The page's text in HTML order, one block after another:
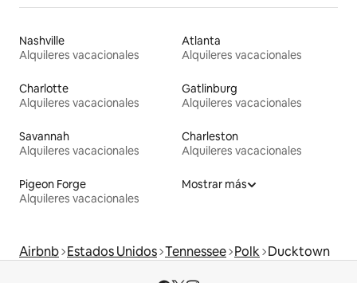
Nashville
Alquileres vacacionales
Atlanta
Alquileres vacacionales
Charlotte
Alquileres vacacionales
Gatlinburg
Alquileres vacacionales
Savannah
Alquileres vacacionales
Charleston
Alquileres vacacionales
Pigeon Forge
Alquileres vacacionales
Mostrar más
Airbnb Estados Unidos Tennessee Polk Ducktown